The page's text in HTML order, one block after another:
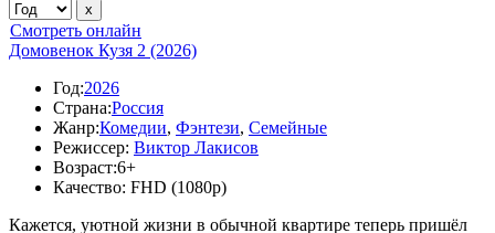
Смотреть онлайн
Домовенок Кузя 2 (2026)
Год:2026
Страна:Россия
Жанр:Комедии, Фэнтези, Семейные
Режиссер: Виктор Лакисов
Возраст:6+
Качество: FHD (1080p)
Кажется, уютной жизни в обычной квартире теперь пришёл